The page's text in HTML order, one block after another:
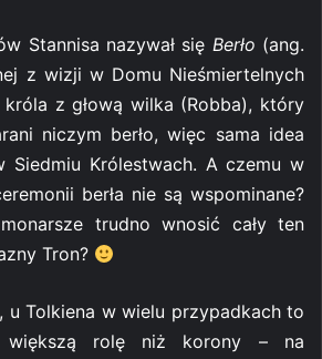
Stannisa nazywał się Berło (ang.
z wizji w Domu Nieśmiertelnych
króla z głową wilka (Robba), który
niczym berło, więc sama idea
Siedmiu Królestwach. A czemu w
berła nie są wspominane?
trudno wnosić cały ten
Tron?
u Tolkiena w wielu przypadkach to
większą rolę niż korony – na